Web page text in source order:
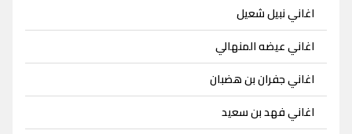
اغاني نبيل شعيل
اغاني عيضه المنهالي
اغاني جفران بن هضبان
اغاني فهد بن سعيد